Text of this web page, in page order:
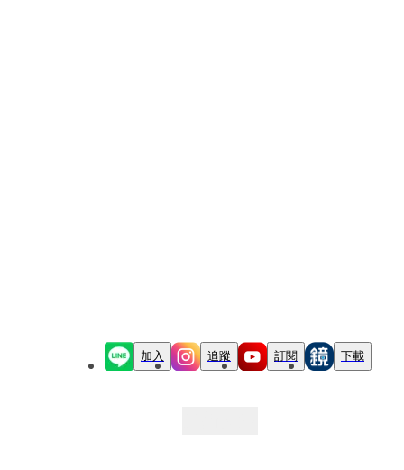
加入 追蹤 訂閱 下載